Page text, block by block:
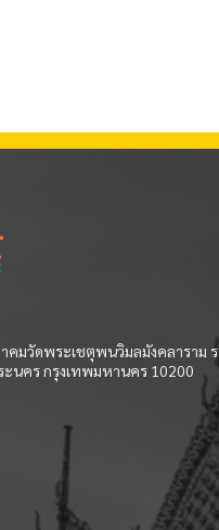
คมวัดพระเชตุพนวิมลมังคลาราม
นคร กรุงเทพมหานคร 10200